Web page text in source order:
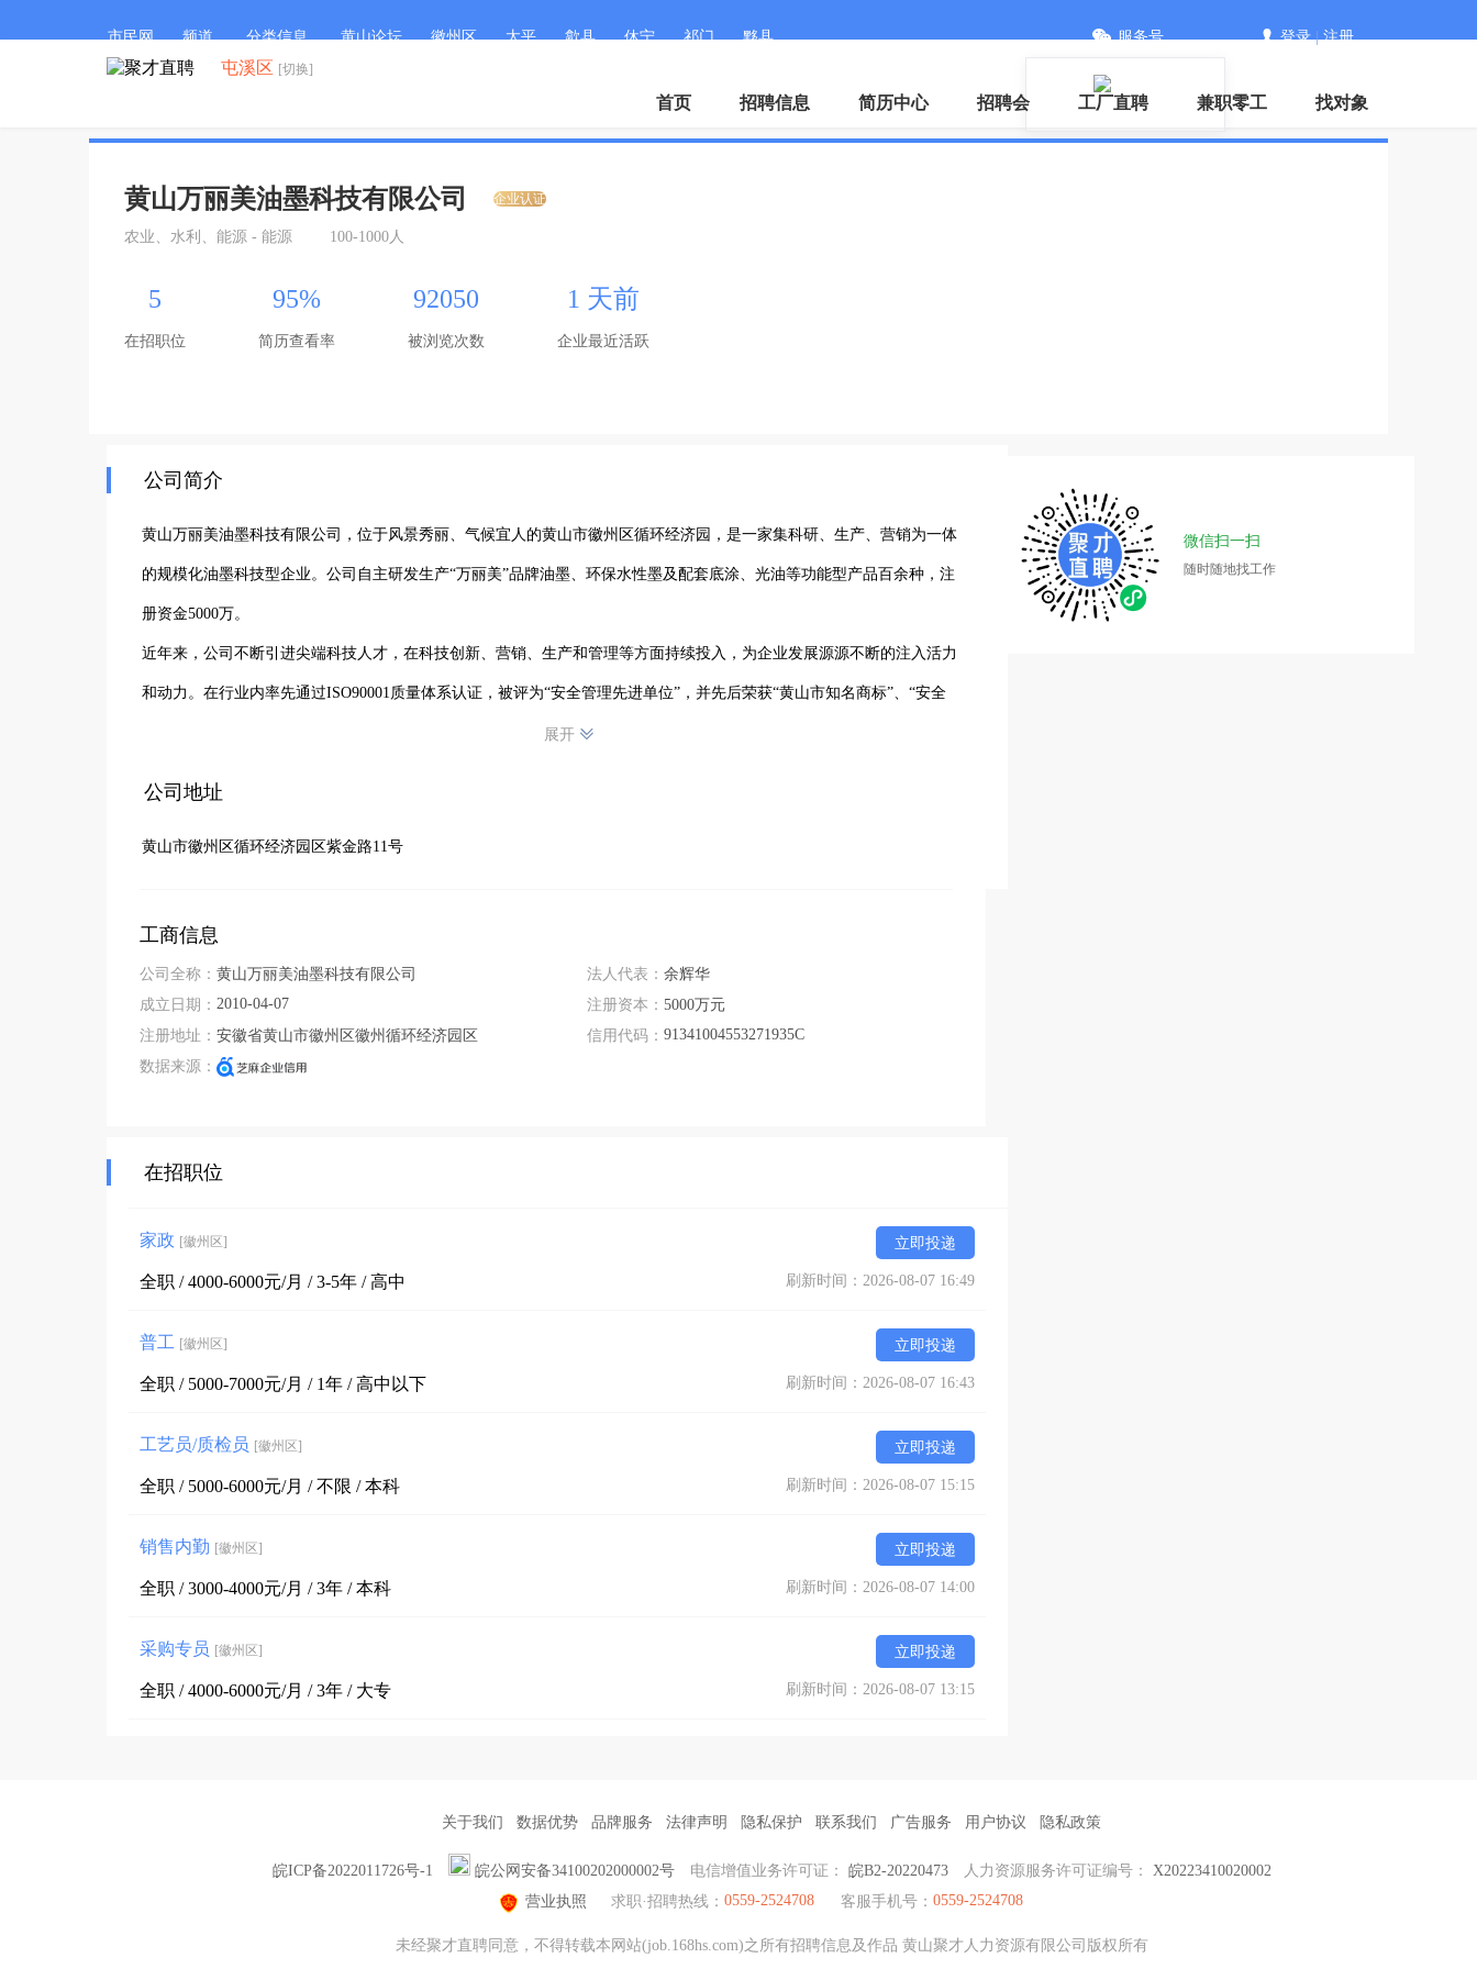
市民网 频道 分类信息 黄山论坛 徽州区 太平 歙县 休宁 祁门 黟县 服务号 登录|注册
屯溪区 [切换]
首页 招聘信息 简历中心 招聘会 工厂直聘 兼职零工 找对象
黄山万丽美油墨科技有限公司 企业认证
农业、水利、能源 - 能源 100-1000人
5
在招职位
95%
简历查看率
92050
被浏览次数
1 天前
企业最近活跃
公司简介
黄山万丽美油墨科技有限公司，位于风景秀丽、气候宜人的黄山市徽州区循环经济园，是一家集科研、生产、营销为一体
的规模化油墨科技型企业。公司自主研发生产“万丽美”品牌油墨、环保水性墨及配套底涂、光油等功能型产品百余种，注
册资金5000万。
近年来，公司不断引进尖端科技人才，在科技创新、营销、生产和管理等方面持续投入，为企业发展源源不断的注入活力
和动力。在行业内率先通过ISO90001质量体系认证，被评为“安全管理先进单位”，并先后荣获“黄山市知名商标”、“安全
生产示范企业”“安徽省著名商标”“省民营科技企业”“国家高新技术培育企业”称号。
的国内和国外两个市场的销售网络和全面的技术支持。
展开
公司地址
黄山市徽州区循环经济园区紫金路11号
工商信息
公司全称： 黄山万丽美油墨科技有限公司
成立日期： 2010-04-07
注册地址： 安徽省黄山市徽州区徽州循环经济园区
数据来源：
法人代表： 余辉华
注册资本： 5000万元
信用代码： 91341004553271935C
在招职位
家政 [徽州区] 立即投递
全职 / 4000-6000元/月 / 3-5年 / 高中 刷新时间：2026-08-07 16:49
普工 [徽州区] 立即投递
全职 / 5000-7000元/月 / 1年 / 高中以下 刷新时间：2026-08-07 16:43
工艺员/质检员 [徽州区] 立即投递
全职 / 5000-6000元/月 / 不限 / 本科 刷新时间：2026-08-07 15:15
销售内勤 [徽州区] 立即投递
全职 / 3000-4000元/月 / 3年 / 本科 刷新时间：2026-08-07 14:00
采购专员 [徽州区] 立即投递
全职 / 4000-6000元/月 / 3年 / 大专 刷新时间：2026-08-07 13:15
微信扫一扫
随时随地找工作
关于我们 数据优势 品牌服务 法律声明 隐私保护 联系我们 广告服务 用户协议 隐私政策
皖ICP备2022011726号-1 皖公网安备34100202000002号 电信增值业务许可证： 皖B2-20220473 人力资源服务许可证编号： X20223410020002
营业执照
求职·招聘热线： 0559-2524708 客服手机号： 0559-2524708
未经聚才直聘同意，不得转载本网站(job.168hs.com)之所有招聘信息及作品 黄山聚才人力资源有限公司版权所有